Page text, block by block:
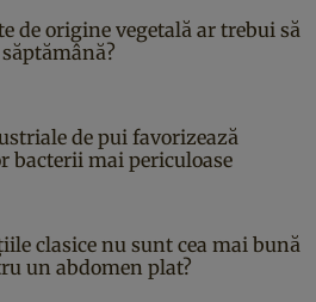
de origine vegetală ar trebui să
de pui favorizează
bacterii mai periculoase
clasice nu sunt cea mai bună
un abdomen plat?